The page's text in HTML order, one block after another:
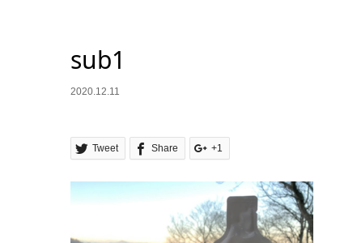
sub1
2020.12.11
Tweet Share +1